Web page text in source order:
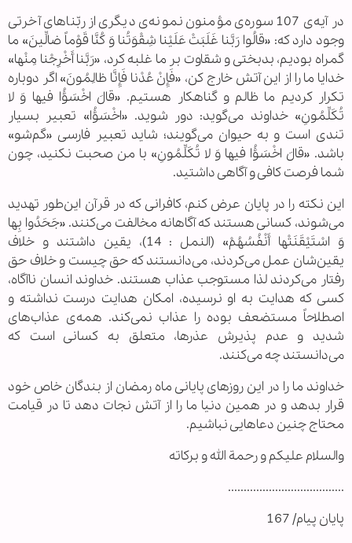
در آیه‌ی 107 سوره‌ی مؤمنون نمونه‌ی دیگری از ربّناهای آخرتی
وجود دارد که: «قالُوا رَبَّنا غَلَبَتْ عَلَیْنا شِقْوَتُنا وَ کُنَّا قَوْماً ضالِّینَ» ما
گمراه بودیم، بدبختی و شقاوت بر ما غلبه کرد، «رَبَّنا أَخْرِجْنا مِنْها»
خدایا ما را از این آتش خارج کن، «فَإِنْ عُدْنا فَإِنَّا ظالِمُونَ» اگر دوباره
تکرار کردیم ما ظالم و گناهکار هستیم. «قالَ اخْسَؤُا فیها وَ لا
تُکَلِّمُونِ» خداوند می‌گوید: دور شوید. «اخْسَؤُا» تعبیر بسیار
تندی است و به حیوان می‌گویند؛ شاید تعبیر فارسی «گم‌شو»
باشد. «قالَ اخْسَؤُا فیها وَ لا تُکَلِّمُونِ» با من صحبت نکنید، چون
شما فرصت کافی و آگاهی داشتید.
این نکته را در پایان عرض کنم، کافرانی که در قرآن این‌طور تهدید
می‌شوند، کسانی هستند که آگاهانه مخالفت می‌کنند. «جَحَدُوا بِها
وَ اسْتَیْقَنَتْها أَنْفُسُهُمْ» (النمل : 14)، یقین داشتند و خلاف
یقین‌شان عمل می‌کردند، می‌دانستند که حق چیست و خلاف حق
رفتار می‌کردند لذا مستوجب عذاب هستند. خداوند انسان ناآگاه،
کسی که هدایت به او نرسیده، امکان هدایت درست نداشته و
اصطلاحاً مستضعف بوده را عذاب نمی‌کند. همه‌ی عذاب‌های
شدید و عدم پذیرش عذرها، متعلق به کسانی است که
می‌دانستند چه می‌کنند.
خداوند ما را در این روزهای پایانی ماه رمضان از بندگان خاص خود
قرار بدهد و در همین دنیا ما را از آتش نجات دهد تا در قیامت
محتاج چنین دعاهایی نباشیم.
والسلام علیکم و رحمة الله و برکاته
.....................................
پایان پیام/ 167